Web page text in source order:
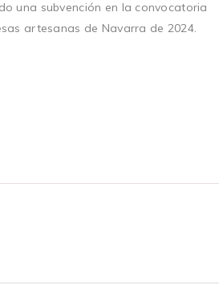
una subvención en la convocatoria
artesanas de Navarra de 2024.